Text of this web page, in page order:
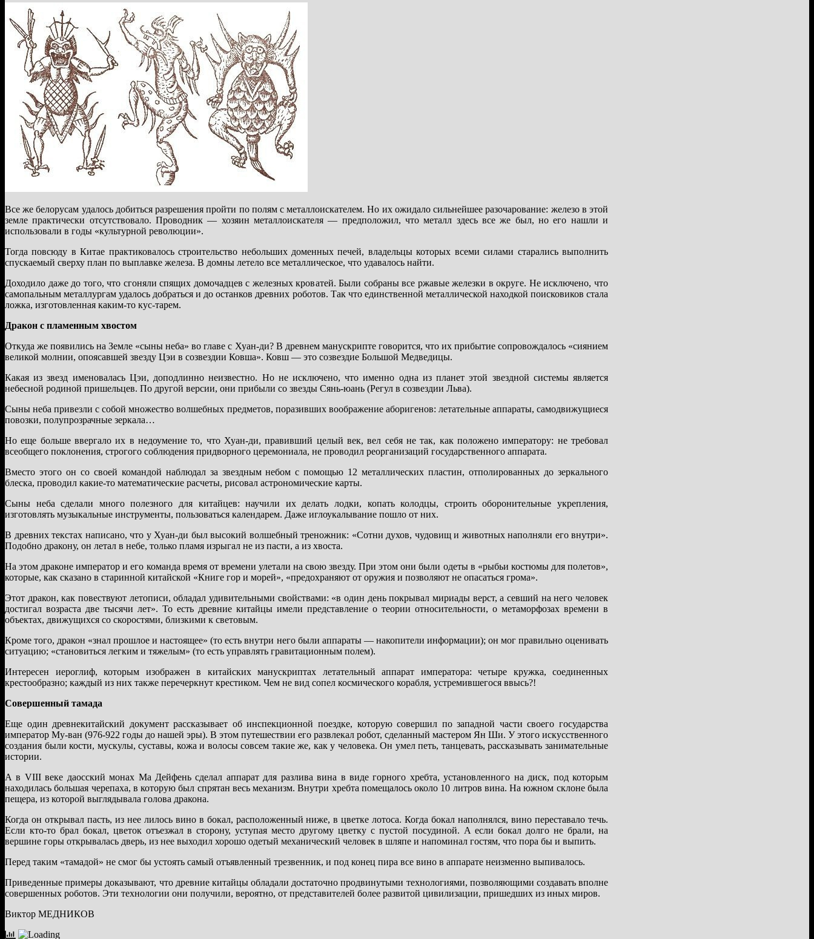
Все же белорусам удалось добиться разрешения пройти по полям с металлоискателем. Но их ожидало сильнейшее разочарование: железо в этой
земле практически отсутствовало. Проводник — хозяин металлоискателя — предположил, что металл здесь все же был, но его нашли и
использовали в годы «культурной революции».
Тогда повсюду в Китае практиковалось строительство небольших доменных печей, владельцы которых всеми силами старались выполнить
спускаемый сверху план по выплавке железа. В домны летело все металлическое, что удавалось найти.
Доходило даже до того, что сгоняли спящих домочадцев с железных кроватей. Были собраны все ржавые железки в округе. Не исключено, что
самопальным металлургам удалось добраться и до останков древних роботов. Так что единственной металлической находкой поисковиков стала
ложка, изготовленная каким-то кус-тарем.
Дракон с пламенным хвостом
Откуда же появились на Земле «сыны неба» во главе с Хуан-ди? В древнем манускрипте говорится, что их прибытие сопровождалось «сиянием
великой молнии, опоясавшей звезду Цэи в созвездии Ковша». Ковш — это созвездие Большой Медведицы.
Какая из звезд именовалась Цэи, доподлинно неизвестно. Но не исключено, что именно одна из планет этой звездной системы является
небесной родиной пришельцев. По другой версии, они прибыли со звезды Сянь-юань (Регул в созвездии Льва).
Сыны неба привезли с собой множество волшебных предметов, поразивших воображение аборигенов: летательные аппараты, самодвижущиеся
повозки, полупрозрачные зеркала…
Но еще больше ввергало их в недоумение то, что Хуан-ди, правивший целый век, вел себя не так, как положено императору: не требовал
всеобщего поклонения, строгого соблюдения придворного церемониала, не проводил реорганизаций государственного аппарата.
Вместо этого он со своей командой наблюдал за звездным небом с помощью 12 металлических пластин, отполированных до зеркального
блеска, проводил какие-то математические расчеты, рисовал астрономические карты.
Сыны неба сделали много полезного для китайцев: научили их делать лодки, копать колодцы, строить оборонительные укрепления,
изготовлять музыкальные инструменты, пользоваться календарем. Даже иглоукалывание пошло от них.
В древних текстах написано, что у Хуан-ди был высокий волшебный треножник: «Сотни духов, чудовищ и животных наполняли его внутри».
Подобно дракону, он летал в небе, только пламя изрыгал не из пасти, а из хвоста.
На этом драконе император и его команда время от времени улетали на свою звезду. При этом они были одеты в «рыбьи костюмы для полетов»,
которые, как сказано в старинной китайской «Книге гор и морей», «предохраняют от оружия и позволяют не опасаться грома».
Этот дракон, как повествуют летописи, обладал удивительными свойствами: «в один день покрывал мириады верст, а севший на него человек
достигал возраста две тысячи лет». То есть древние китайцы имели представление о теории относительности, о метаморфозах времени в
объектах, движущихся со скоростями, близкими к световым.
Кроме того, дракон «знал прошлое и настоящее» (то есть внутри него были аппараты — накопители информации); он мог правильно оценивать
ситуацию; «становиться легким и тяжелым» (то есть управлять гравитационным полем).
Интересен иероглиф, которым изображен в китайских манускриптах летательный аппарат императора: четыре кружка, соединенных
крестообразно; каждый из них также перечеркнут крестиком. Чем не вид сопел космического корабля, устремившегося ввысь?!
Совершенный тамада
Еще один древнекитайский документ рассказывает об инспекционной поездке, которую совершил по западной части своего государства
император Му-ван (976-922 годы до нашей эры). В этом путешествии его развлекал робот, сделанный мастером Ян Ши. У этого искусственного
создания были кости, мускулы, суставы, кожа и волосы совсем такие же, как у человека. Он умел петь, танцевать, рассказывать занимательные
истории.
А в VIII веке даосский монах Ма Дейфень сделал аппарат для разлива вина в виде горного хребта, установленного на диск, под которым
находилась большая черепаха, в которую был спрятан весь механизм. Внутри хребта помещалось около 10 литров вина. На южном склоне была
пещера, из которой выглядывала голова дракона.
Когда он открывал пасть, из нее лилось вино в бокал, расположенный ниже, в цветке лотоса. Когда бокал наполнялся, вино переставало течь.
Если кто-то брал бокал, цветок отъезжал в сторону, уступая место другому цветку с пустой посудиной. А если бокал долго не брали, на
вершине горы открывалась дверь, из нее выходил хорошо одетый механический человек в шляпе и напоминал гостям, что пора бы и выпить.
Перед таким «тамадой» не смог бы устоять самый отъявленный трезвенник, и под конец пира все вино в аппарате неизменно выпивалось.
Приведенные примеры доказывают, что древние китайцы обладали достаточно продвинутыми технологиями, позволяющими создавать вполне
совершенных роботов. Эти технологии они получили, вероятно, от представителей более развитой цивилизации, пришедших из иных миров.
Виктор МЕДНИКОВ